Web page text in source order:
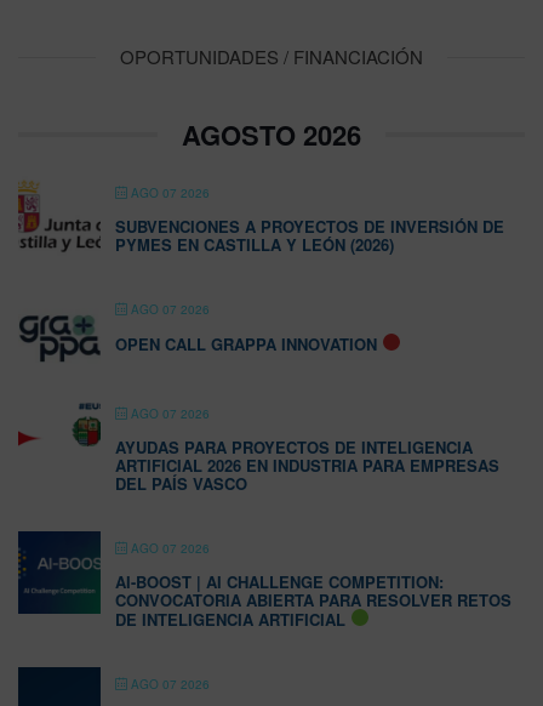
OPORTUNIDADES / FINANCIACIÓN
AGOSTO 2026
AGO 07 2026
SUBVENCIONES A PROYECTOS DE INVERSIÓN DE
PYMES EN CASTILLA Y LEÓN (2026)
AGO 07 2026
OPEN CALL GRAPPA INNOVATION
AGO 07 2026
AYUDAS PARA PROYECTOS DE INTELIGENCIA
ARTIFICIAL 2026 EN INDUSTRIA PARA EMPRESAS
DEL PAÍS VASCO
AGO 07 2026
AI-BOOST | AI CHALLENGE COMPETITION:
CONVOCATORIA ABIERTA PARA RESOLVER RETOS
DE INTELIGENCIA ARTIFICIAL
AGO 07 2026